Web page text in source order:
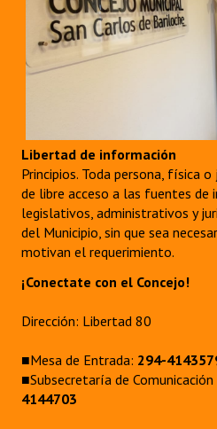
Libertad de información
Principios. Toda persona, física
de libre acceso a las fuentes
legislativos, administrativos y
del Municipio, sin que sea
motivan el requerimiento.
¡Conectate con el Concejo!
Dirección: Libertad 80
■Mesa de Entrada: 294-
■Subsecretaría de
4144703